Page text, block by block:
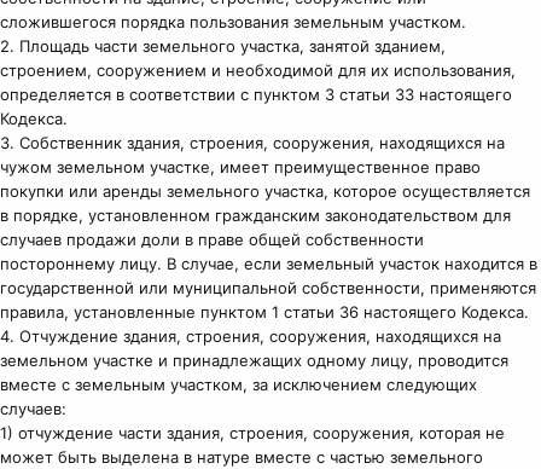
сложившегося порядка пользования земельным участком.
2. Площадь части земельного участка, занятой зданием,
строением, сооружением и необходимой для их использования,
определяется в соответствии с пунктом 3 статьи 33 настоящего
Кодекса.
3. Собственник здания, строения, сооружения, находящихся на
чужом земельном участке, имеет преимущественное право
покупки или аренды земельного участка, которое осуществляется
в порядке, установленном гражданским законодательством для
случаев продажи доли в праве общей собственности
постороннему лицу. В случае, если земельный участок находится в
государственной или муниципальной собственности, применяются
правила, установленные пунктом 1 статьи 36 настоящего Кодекса.
4. Отчуждение здания, строения, сооружения, находящихся на
земельном участке и принадлежащих одному лицу, проводится
вместе с земельным участком, за исключением следующих
случаев:
1) отчуждение части здания, строения, сооружения, которая не
может быть выделена в натуре вместе с частью земельного